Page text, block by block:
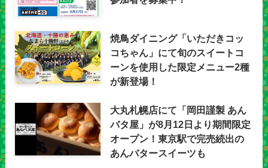
焼鳥ダイニング「いただきコッ
コちゃん」にて旬のスイートコ
ーンを使用した限定メニュー2種
が新登場！
大丸札幌店にて「岡田謹製 あん
バタ屋」が8月12日より期間限定
オープン！東京駅で完売続出の
あんバタースイーツも